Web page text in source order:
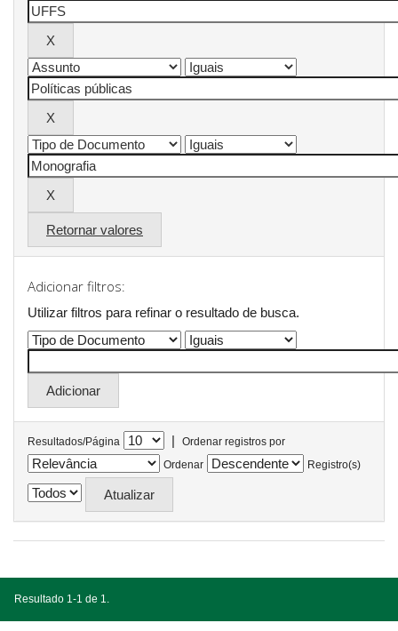
Retornar valores
Adicionar filtros:
Utilizar filtros para refinar o resultado de busca.
Resultados/Página |
Ordenar registros por
Ordenar
Registro(s)
Resultado 1-1 de 1.